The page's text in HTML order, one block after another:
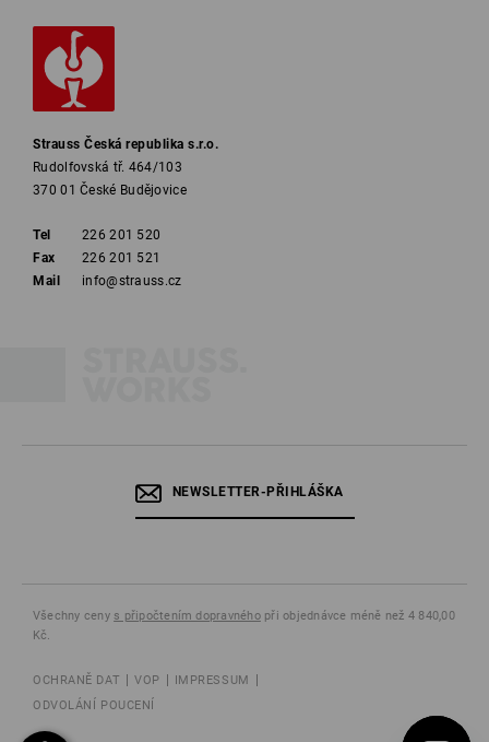
Strauss Česká republika s.r.o.
Rudolfovská tř. 464/103
370 01 České Budějovice
Tel
226 201 520
Fax
226 201 521
Mail
info@strauss.cz
NEWSLETTER-PŘIHLÁŠKA
Všechny ceny s připočtením dopravnéhopři objednávce méně než 4 840,00
Kč.
OCHRANĚ DAT VOP
IMPRESSUM
ODVOLÁNÍ POUCENÍ